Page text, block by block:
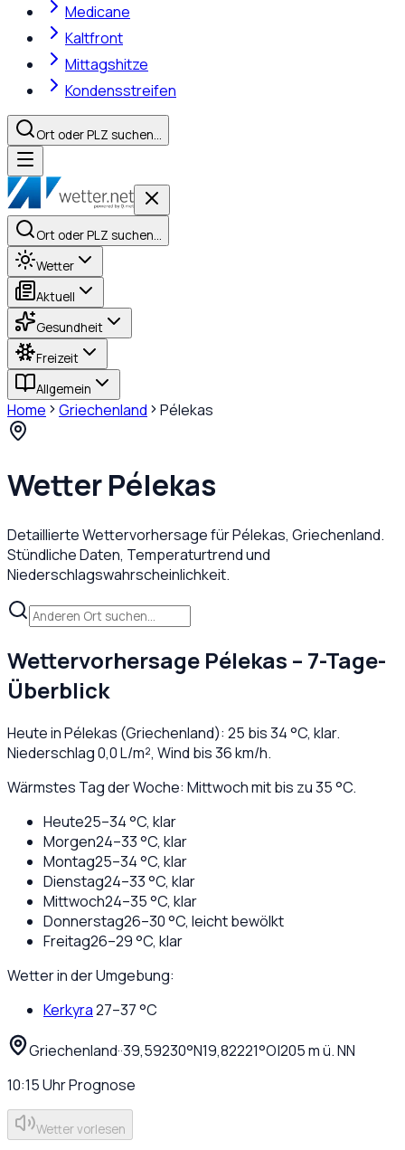
Medicane
Kaltfront
Mittagshitze
Kondensstreifen
Ort oder PLZ suchen…
Ort oder PLZ suchen…
Wetter
Aktuell
Gesundheit
Freizeit
Allgemein
Home Griechenland Pélekas
WetterPélekas
Detaillierte Wettervorhersage fürPélekas, Griechenland.
Stündliche Daten, Temperaturtrend und
Niederschlagswahrscheinlichkeit.
Wettervorhersage Pélekas – 7-Tage-
Überblick
Heute inPélekas (Griechenland): 25 bis34°C, klar.
Niederschlag0,0L/m², Wind bis36km/h.
Wärmstes Tag der Woche: Mittwoch mit bis zu 35 °C.
Heute25–34°C, klar
Morgen24–33°C, klar
Montag25–34°C, klar
Dienstag24–33°C, klar
Mittwoch24–35°C, klar
Donnerstag26–30°C, leicht bewölkt
Freitag26–29°C, klar
Wetter in der Umgebung:
Kerkyra27–37°C
Griechenland··39,59230°N19,82221°O|205m ü. NN
10:15UhrPrognose
Wetter vorlesen